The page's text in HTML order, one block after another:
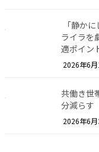
「静か
ライラを
適ポイン
2026年6
共働き世
分減らす
2026年6